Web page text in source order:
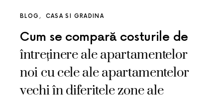
BLOG CASA SI GRADINA
Cum se compară costurile de
întreținere ale apartamentelor
noi cu cele ale apartamentelor
vechi în diferitele zone ale